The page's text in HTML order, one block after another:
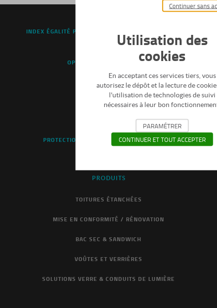
INDEX ÉGALITÉ PROFESSIONNELLE FEMMES / HOMMES
CONTACTEZ-NOUS
OPTIONS ET ACCESSSOIRES
LIENS UTILES
FLUX RSS
DOCUMENTATIONS
PROTECTION DES DONNÉES PERSONNELLES
PRODUITS
TOITURES ÉTANCHÉES
MISE EN CONFORMITÉ / RÉNOVATION
BAC SEC & SANDWICH
VOÛTES ET VERRIÈRES
SOLUTIONS VERRE & CONDUITS DE LUMIÈRE
Utilisation des
cookies
En acceptant ces services tiers, vous
autorisez le dépôt et la lecture de
l'utilisation de technologies de suivi
nécessaires à leur bon
Continuer sans
PARAMÉTRER
CONTINUER ET TOUT ACCEPTER